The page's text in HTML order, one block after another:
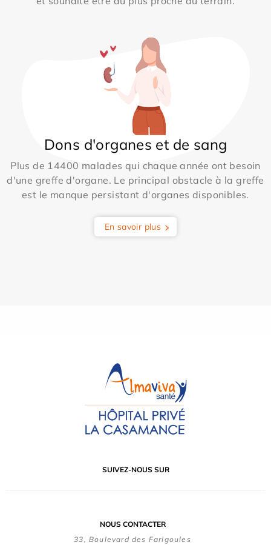
Dons d'organes et de sang
Plus de 14400 malades qui chaque année ont besoin
d'une greffe d'organe. Le principal obstacle à la greffe
est le manque persistant d'organes disponibles.
En savoir plus
SUIVEZ-NOUS SUR
NOUS CONTACTER
33, Boulevard des Farigoules